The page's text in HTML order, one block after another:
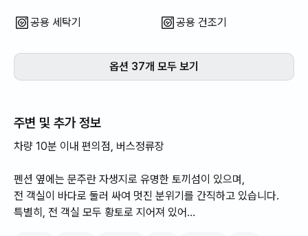
공용 세탁기 공용 건조기
옵션 37개 모두 보기
주변 및 추가 정보
차량 10분 이내 편의점, 버스정류장
펜션 옆에는 문주란 자생지로 유명한 토끼섬이 있으며,
전 객실이 바다로 둘러 싸여 멋진 분위기를 간직하고 있습니다.
특별히, 전 객실 모두 황토로 지어져 있어